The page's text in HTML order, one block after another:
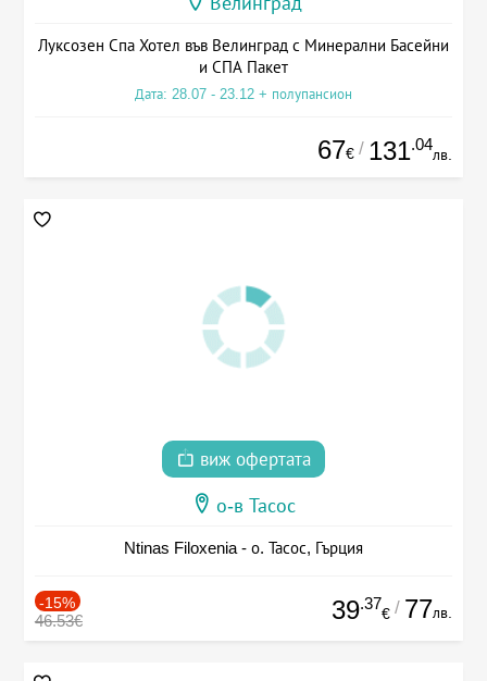
Луксозен Спа Хотел във Велинград с Минерални Басейни
и СПА Пакет
Дата: 28.07 - 23.12 + полупансион
67€ / 131.04
лв.
виж офертата
о-в Тасос
Ntinas Filoxenia - о. Тасос, Гърция
-15%
46.53€ 39.37
€ / 77лв.